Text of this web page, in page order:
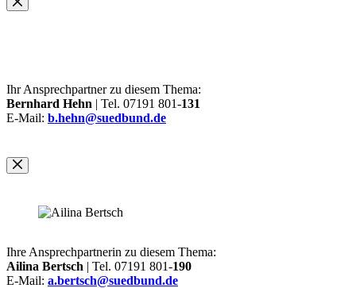
Ihr Ansprechpartner zu diesem Thema:
Bernhard Hehn | Tel. 07191 801-131
E-Mail: b.hehn@suedbund.de
Ihre Ansprechpartnerin zu diesem Thema:
Ailina Bertsch | Tel. 07191 801-190
E-Mail: a.bertsch@suedbund.de